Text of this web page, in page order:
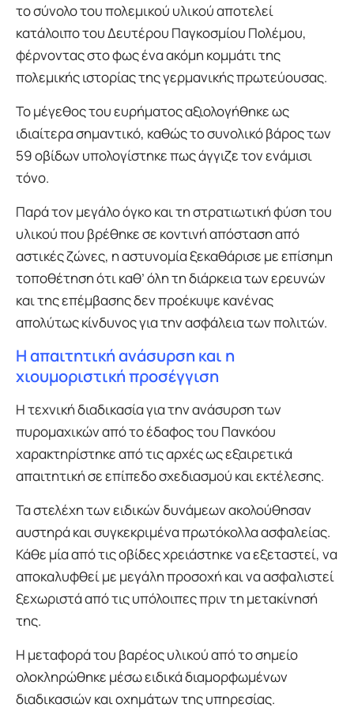
το σύνολο του πολεμικού υλικού αποτελεί
κατάλοιπο του Δευτέρου Παγκοσμίου Πολέμου,
φέρνοντας στο φως ένα ακόμη κομμάτι της
πολεμικής ιστορίας της γερμανικής πρωτεύουσας.
Το μέγεθος του ευρήματος αξιολογήθηκε ως
ιδιαίτερα σημαντικό, καθώς το συνολικό βάρος των
59 οβίδων υπολογίστηκε πως άγγιζε τον ενάμισι
τόνο.
Παρά τον μεγάλο όγκο και τη στρατιωτική φύση του
υλικού που βρέθηκε σε κοντινή απόσταση από
αστικές ζώνες, η αστυνομία ξεκαθάρισε με επίσημη
τοποθέτηση ότι καθ’ όλη τη διάρκεια των ερευνών
και της επέμβασης δεν προέκυψε κανένας
απολύτως κίνδυνος για την ασφάλεια των πολιτών.
Η απαιτητική ανάσυρση και η
χιουμοριστική προσέγγιση
Η τεχνική διαδικασία για την ανάσυρση των
πυρομαχικών από το έδαφος του Πανκόου
χαρακτηρίστηκε από τις αρχές ως εξαιρετικά
απαιτητική σε επίπεδο σχεδιασμού και εκτέλεσης.
Τα στελέχη των ειδικών δυνάμεων ακολούθησαν
αυστηρά και συγκεκριμένα πρωτόκολλα ασφαλείας.
Κάθε μία από τις οβίδες χρειάστηκε να εξεταστεί, να
αποκαλυφθεί με μεγάλη προσοχή και να ασφαλιστεί
ξεχωριστά από τις υπόλοιπες πριν τη μετακίνησή
της.
Η μεταφορά του βαρέος υλικού από το σημείο
ολοκληρώθηκε μέσω ειδικά διαμορφωμένων
διαδικασιών και οχημάτων της υπηρεσίας.